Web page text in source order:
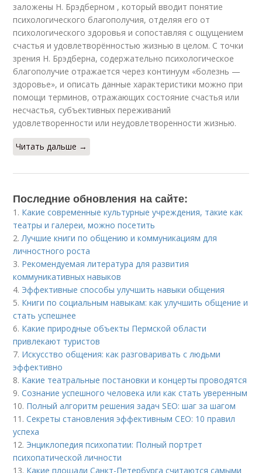
заложены Н. Брэдберном , который вводит понятие
психологического благополучия, отделяя его от
психологического здоровья и сопоставляя с ощущением
счастья и удовлетворённостью жизнью в целом. С точки
зрения Н. Брэдберна, содержательно психологическое
благополучие отражается через континуум «болезнь —
здоровье», и описать данные характеристики можно при
помощи терминов, отражающих состояние счастья или
несчастья, субъективных переживаний
удовлетворенности или неудовлетворенности жизнью.
Читать дальше →
Последние обновления на сайте:
1. Какие современные культурные учреждения, такие как
театры и галереи, можно посетить
2.Лучшие книги по общению и коммуникациям для
личностного роста
3. Рекомендуемая литература для развития
коммуникативных навыков
4. Эффективные способы улучшить навыки общения
5. Книги по социальным навыкам: как улучшить общение и
стать успешнее
6. Какие природные объекты Пермской области
привлекают туристов
7. Искусство общения: как разговаривать с людьми
эффективно
8. Какие театральные постановки и концерты проводятся
9.Сознание успешного человека или как стать уверенным
10. Полный алгоритм решения задач SEO: шаг за шагом
11.Секреты становления эффективным CEO: 10 правил
успеха
12. Энциклопедия психопатии: Полный портрет
психопатической личности
13. Какие площади Санкт-Петербурга считаются самыми